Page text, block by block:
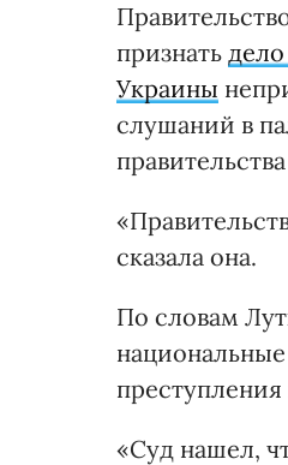
признать
Украины
слушаний в
сказала она.
По словам
«Суд нашел,